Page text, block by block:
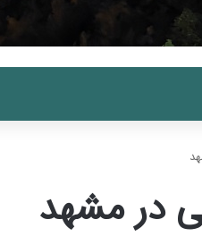
در مشهد